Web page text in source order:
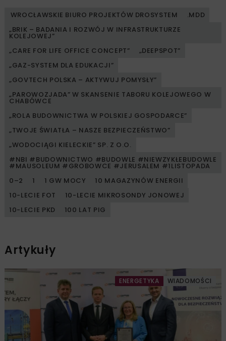
WROCŁAWSKIE BIURO PROJEKTÓW DROSYSTEM
.MDD
„BRIK – BADANIA I ROZWÓJ W INFRASTRUKTURZE
KOLEJOWEJ”
„CARE FOR LIFE OFFICE CONCEPT”
„DEEPSPOT”
„GAZ-SYSTEM DLA EDUKACJI”
„GOVTECH POLSKA – AKTYWUJ POMYSŁY”
„PAROWOZJADA” W SKANSENIE TABORU KOLEJOWEGO W
CHABÓWCE
„ROLA BUDOWNICTWA W POLSKIEJ GOSPODARCE”
„TWOJE ŚWIATŁA – NASZE BEZPIECZEŃSTWO”
„WODOCIĄGI KIELECKIE” SP. Z O.O.
#NBI #BUDOWNICTWO #BUDOWLE #NIEWZYKŁEBUDOWLE
#MAUSOLEUM #GROBOWCE #JERUSALEM #1LISTOPADA
0–2
1 1 GW MOCY
10 MAGAZYNÓW ENERGII
10-LECIE FOT
10-LECIE MIKROSONDY JONOWEJ
10-LECIE PKD
100 LAT PIG
Artykuły
ENERGETYKA WIADOMOŚCI